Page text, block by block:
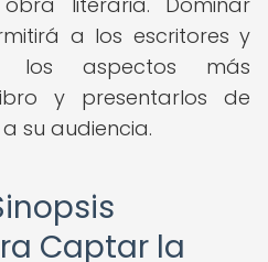
a los escritores y
los aspectos más
y presentarlos de
su audiencia.
Captar la